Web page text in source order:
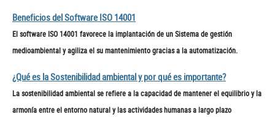
Beneficios del Software ISO 14001
El software ISO 14001 favorece la implantación de un Sistema de gestión
medioambiental y agiliza el su mantenimiento gracias a la automatización.
¿Qué es la Sostenibilidad ambiental y por qué es importante?
La sostenibilidad ambiental se refiere a la capacidad de mantener el equilibrio y la
armonía entre el entorno natural y las actividades humanas a largo plazo